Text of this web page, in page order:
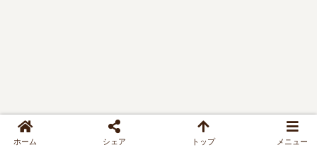
ホーム シェア トップ メニュー